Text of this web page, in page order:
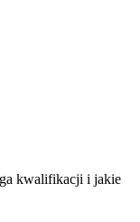
kwalifikacji i jakie